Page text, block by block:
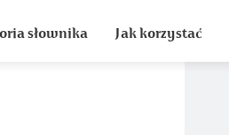
słownika Jak korzystać